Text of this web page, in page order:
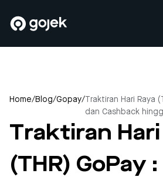
Home/Blog/Gopay/ Traktiran Hari Raya
dan Cashback
Traktiran Hari
(THR) GoPay